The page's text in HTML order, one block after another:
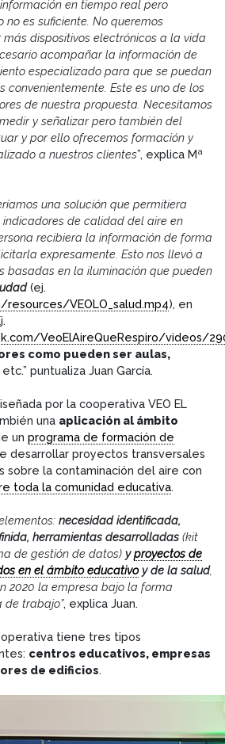
en tiempo real pero
no es suficiente. No queremos
dispositivos electrónicos a la vida
acompañar la información de
especializado para que se puedan
Este es uno de los
de nuestra propuesta. Necesitamos
y señalizar pero también del
y por ello ofrecemos formación y
a nuestros clientes”, explica Mª
una solución que permitiera
de calidad del aire en
recibiera la información de forma
expresamente. Esto nos llevó a
basadas en la iluminación que pueden
(ej.
VEOLO_salud.mp4), en
VeoElAireQueRespiro/videos/
como pueden ser aulas,
etc.” puntualiza Juan García.
por la cooperativa VEO EL
una aplicación al ámbito
un programa de formación de
desarrollar proyectos transversales
sobre la contaminación del aire con
toda la comunidad educativa.
necesidad identificada,
herramientas desarrolladas (kit
de gestión de datos) yproyectos de
en el ámbito educativo y de la salud,
2020 la empresa bajo la forma
de trabajo”, explica Juan.
tiene tres tipos
centros educativos, empresas
de edificios.